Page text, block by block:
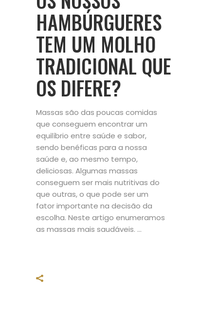
HAMBÚRGUERES
TEM UM MOLHO
TRADICIONAL QUE
OS DIFERE?
Massas são das poucas comidas
que conseguem encontrar um
equilíbrio entre saúde e sabor,
sendo benéficas para a nossa
saúde e, ao mesmo tempo,
deliciosas. Algumas massas
conseguem ser mais nutritivas do
que outras, o que pode ser um
fator importante na decisão da
escolha. Neste artigo enumeramos
as massas mais saudáveis.